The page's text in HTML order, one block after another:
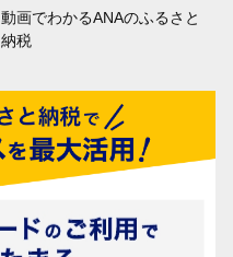
動画でわかるANAのふるさと
納税